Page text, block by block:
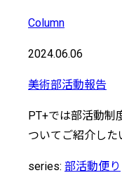
Column
2024.06.06
美術部活動報告
PT+では部活動制
ついてご紹介した
series: 部活動便り